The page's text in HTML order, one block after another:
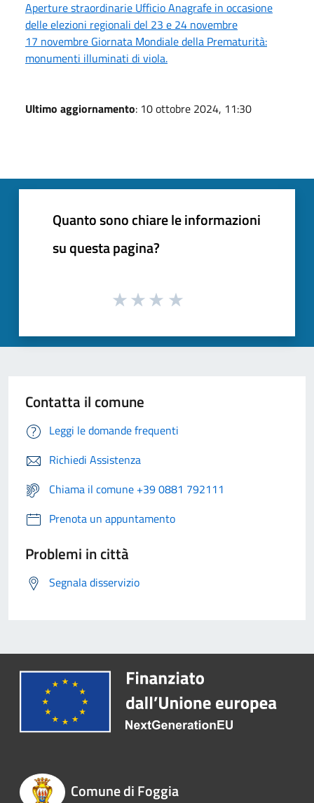
Aperture straordinarie Ufficio Anagrafe in occasione
delle elezioni regionali del 23 e 24 novembre
17 novembre Giornata Mondiale della Prematurità:
monumenti illuminati di viola.
Ultimo aggiornamento: 10 ottobre 2024, 11:30
Quanto sono chiare le informazioni
su questa pagina?
Contatta il comune
Leggi le domande frequenti
Richiedi Assistenza
Chiama il comune +39 0881 792111
Prenota un appuntamento
Problemi in città
Segnala disservizio
Comune di Foggia